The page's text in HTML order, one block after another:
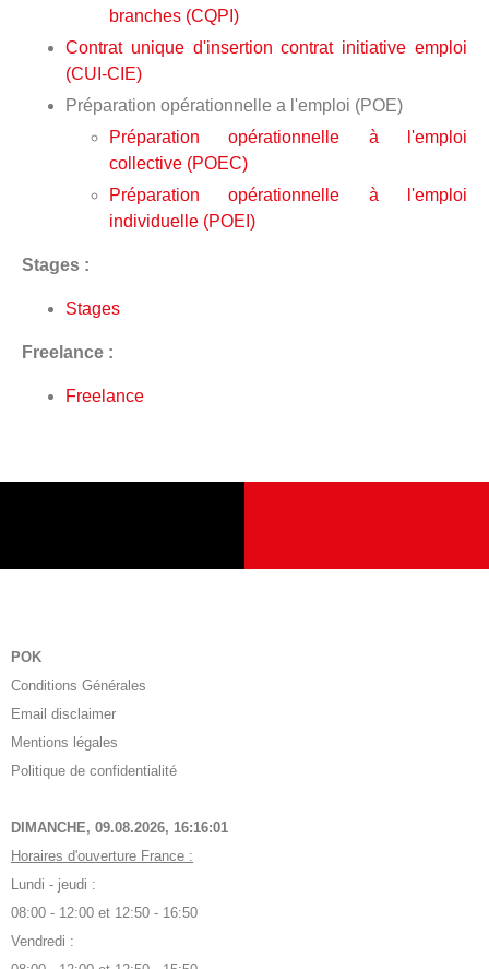
branches (CQPI)
Contrat unique d'insertion contrat initiative emploi
(CUI-CIE)
Préparation opérationnelle a l'emploi (POE)
Préparation opérationnelle à l'emploi
collective (POEC)
Préparation opérationnelle à l'emploi
individuelle (POEI)
Stages :
Stages
Freelance :
Freelance
POK
Conditions Générales
Email disclaimer
Mentions légales
Politique de confidentialité
DIMANCHE, 09.08.2026, 16:16:02
Horaires d'ouverture France :
Lundi - jeudi :
08:00 - 12:00 et 12:50 - 16:50
Vendredi :